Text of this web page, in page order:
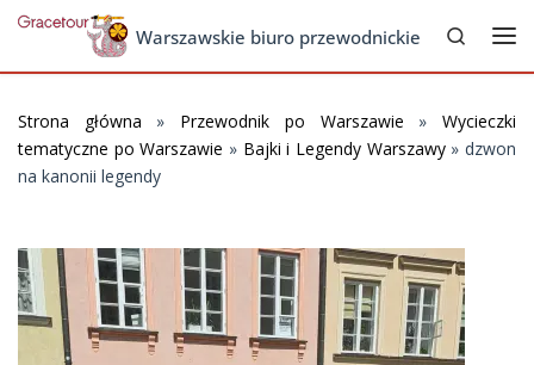
Skip to contentWarszawskie biuro przewodnickie
Search
Strona główna » Przewodnik po Warszawie »Wycieczki
tematyczne po Warszawie » Bajki i Legendy Warszawy»dzwon
na kanonii legendy